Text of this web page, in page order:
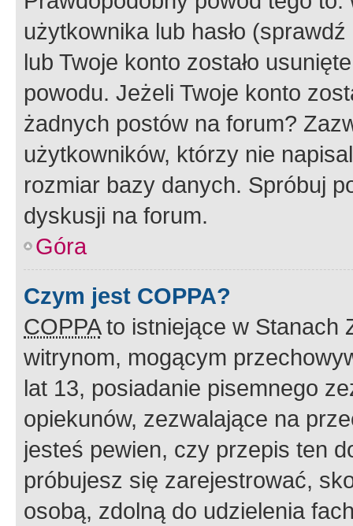
użytkownika lub hasło
lub Twoje konto zostało
powodu. Jeżeli Twoje konto
żadnych postów na forum?
użytkowników, którzy nie
rozmiar bazy danych. Spróbuj
dyskusji na forum.
Góra
Czym jest COPPA?
COPPAto istniejące w Stanach
witrynom, mogącym
lat 13, posiadanie pisemnego
opiekunów, zezwalające na
jesteś pewien, czy przepis ten
próbujesz się zarejestrować,
osobą, zdolną do udzielenia